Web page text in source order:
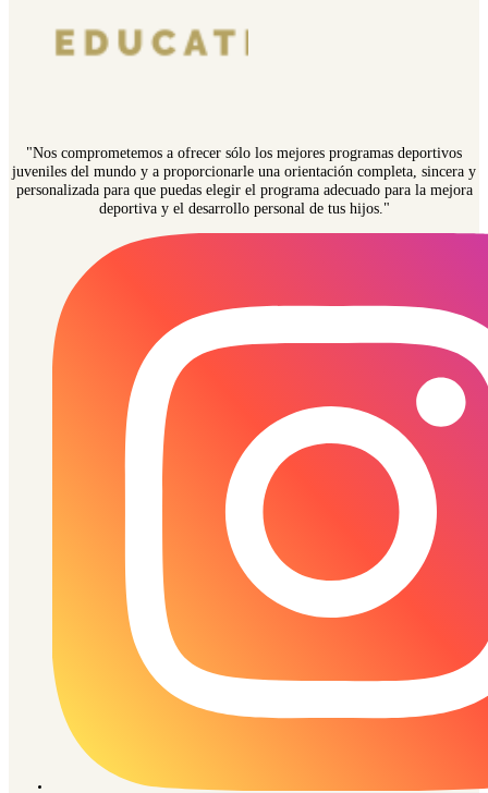
"Nos comprometemos a ofrecer sólo los mejores programas deportivos
juveniles del mundo y a proporcionarle una orientación completa, sincera y
personalizada para que puedas elegir el programa adecuado para la mejora
deportiva y el desarrollo personal de tus hijos."